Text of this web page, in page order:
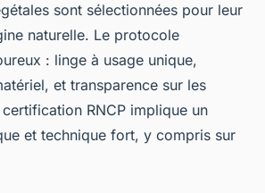
sont sélectionnées pour leur
naturelle. Le protocole
: linge à usage unique,
et transparence sur les
RNCP implique un
et technique fort, y compris sur